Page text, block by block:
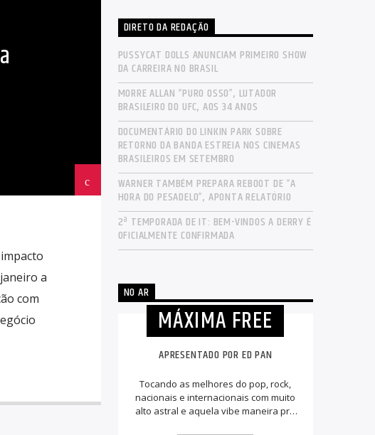
a
com
DIRETO DA REDAÇÃO
PUSSYCAT DOLLS ANUNCIAM PRIMEIRO SHOW
DA CARREIRA NO BRASIL
MORRE ALLAN “PURO OSSO”, LUTADOR
BRASILEIRO DO UFC, AOS 34 ANOS
DOCUMENTÁRIO DO LINKIN PARK SOBRE
RETORNO DA BANDA ESTREIA NOS CINEMAS
BRASILEIROS EM SETEMBRO
WARNER TAMBÉM PREPARA REBOOT DE “A
HORA DO PESADELO”, APONTA RELATÓRIO
2ª TEMPORADA DE IT: BEM-VINDOS A DERRY É
OFICIALMENTE CONFIRMADA
NO AR
MÁXIMA FREE
APRESENTADO POR ED PAN
Tocando as melhores do pop, rock,
nacionais e internacionais com muito
alto astral e aquela vibe maneira pra